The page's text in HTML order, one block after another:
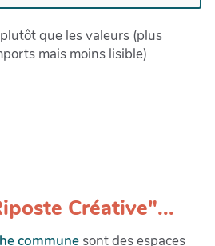
que les valeurs (plus
mais moins lisible)